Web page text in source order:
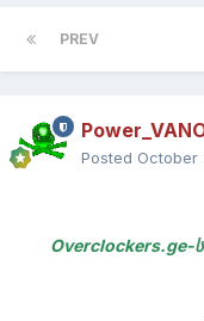
PREV
Posted October
Overclockers.ge-ს